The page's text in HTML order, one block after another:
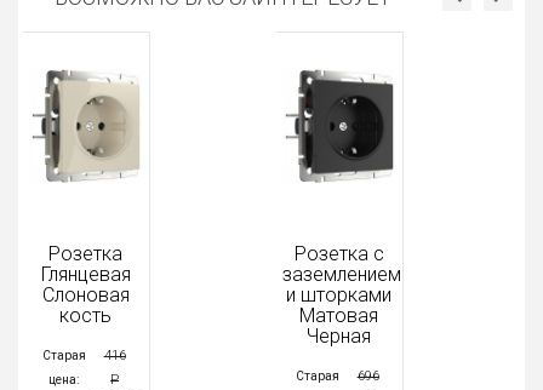
Розетка
Глянцевая
Слоновая
кость
Старая
цена:
416
Р
Розетка с
заземлением
и шторками
Матовая
Черная
Старая
696